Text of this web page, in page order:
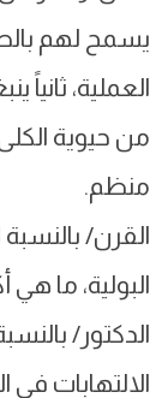
يسمح لهم
العملية،
من حيوية
منظم.
القرن/
البولية، ما
الدكتور/
الالتهابات في